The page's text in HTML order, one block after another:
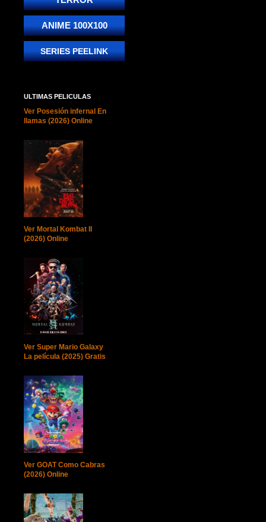
ANIME 100X100
SERIES PEELINK
ULTIMAS PELICULAS
Ver Posesión infernal En
llamas (2026) Online
Ver Mortal Kombat II
(2026) Online
Ver Super Mario Galaxy
La película (2025) Gratis
Ver GOAT Como Cabras
(2026) Online